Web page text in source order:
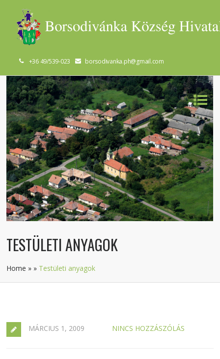
+36 49/539-023 borsodivanka.ph@gmail.com
TESTÜLETI ANYAGOK
Home » » Testületi anyagok
MÁRCIUS 1, 2009 NINCS HOZZÁSZÓLÁS